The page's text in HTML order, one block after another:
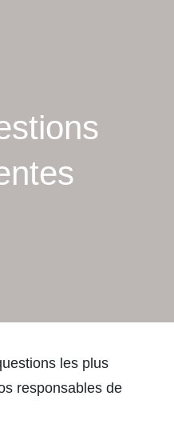
les plus
responsables de